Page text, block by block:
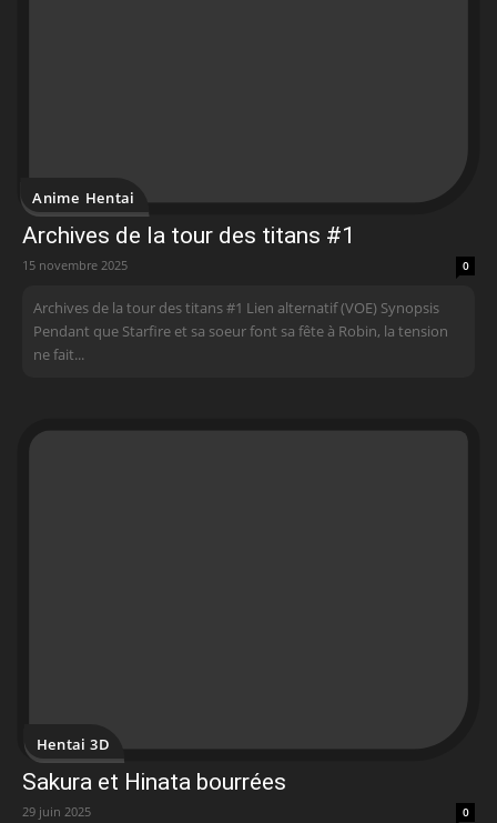
Anime Hentai
Archives de la tour des titans #1
15 novembre 2025 0
Archives de la tour des titans #1 Lien alternatif (VOE) Synopsis
Pendant que Starfire et sa soeur font sa fête à Robin, la tension
ne fait...
Hentai 3D
Sakura et Hinata bourrées
29 juin 2025 0